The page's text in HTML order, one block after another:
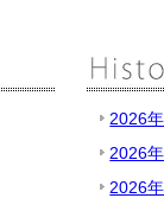
2026
2026
2026